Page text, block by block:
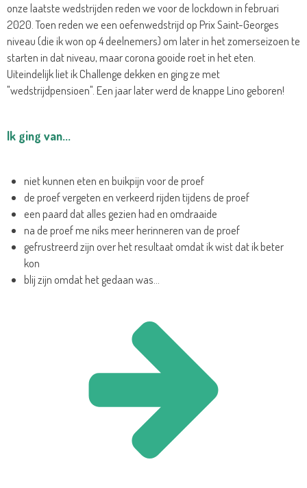
onze laatste wedstrijden reden we voor de lockdown in februari
2020. Toen reden we een oefenwedstrijd op Prix Saint-Georges
niveau (die ik won op 4 deelnemers) om later in het zomerseizoen te
starten in dat niveau, maar corona gooide roet in het eten.
Uiteindelijk liet ik Challenge dekken en ging ze met
"wedstrijdpensioen". Een jaar later werd de knappe Lino geboren!
Ik ging van...
niet kunnen eten en buikpijn voor de proef
de proef vergeten en verkeerd rijden tijdens de proef
een paard dat alles gezien had en omdraaide
na de proef me niks meer herinneren van de proef
gefrustreerd zijn over het resultaat omdat ik wist dat ik beter
kon
blij zijn omdat het gedaan was...